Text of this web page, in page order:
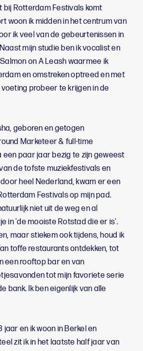
Rotterdam Festivals komt
woon ik midden in het centrum van
ik veel van de gebeurtenissen in
mijn studie ben ik vocalist en
on A Leash waarmee ik
en omstreken optreed en met
probeer te krijgen in de
geboren en getogen
Marketeer & full-time
een paar jaar bezig te zijn geweest
de tofste muziekfestivals en
heel Nederland, kwam er een
Festivals op mijn pad.
niet uit de weg en al
in 'de mooiste Rotstad die er is'.
maar stiekem ook tijdens, houd ik
toffe restaurants ontdekken, tot
een rooftop bar en van
tot mijn favoriete serie
bank. Ik ben eigenlijk van alle
jaar en ik woon in Berkel en
zit ik in het laatste half jaar van